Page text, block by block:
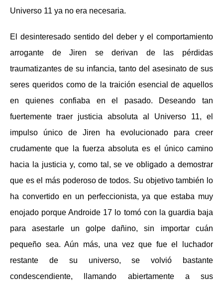
Universo 11 ya no era necesaria.
El desinteresado sentido del deber y el comportamiento
arrogante de Jiren se derivan de las pérdidas
traumatizantes de su infancia, tanto del asesinato de sus
seres queridos como de la traición esencial de aquellos
en quienes confiaba en el pasado. Deseando tan
fuertemente traer justicia absoluta al Universo 11, el
impulso único de Jiren ha evolucionado para creer
crudamente que la fuerza absoluta es el único camino
hacia la justicia y, como tal, se ve obligado a demostrar
que es el más poderoso de todos. Su objetivo también lo
ha convertido en un perfeccionista, ya que estaba muy
enojado porque Androide 17 lo tomó con la guardia baja
para asestarle un golpe dañino, sin importar cuán
pequeño sea. Aún más, una vez que fue el luchador
restante de su universo, se volvió bastante
condescendiente, llamando abiertamente a sus